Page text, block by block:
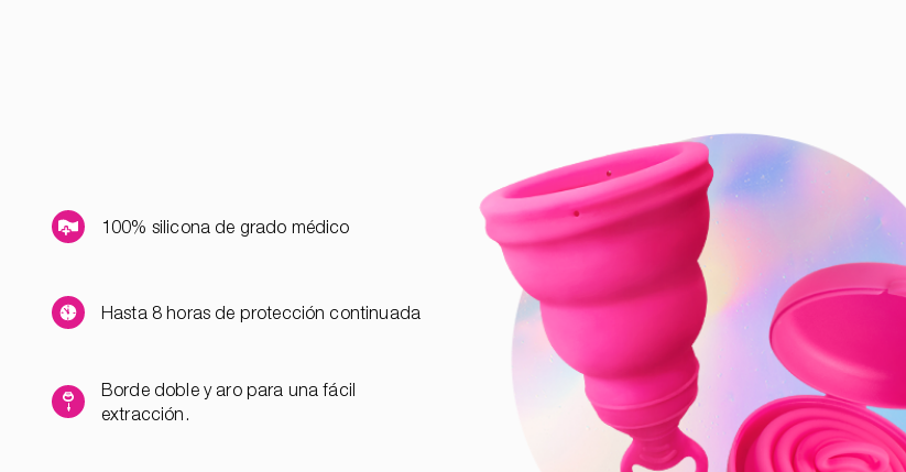
100% silicona de grado médico
Hasta 8 horas de protección continuada
Borde doble y aro para una fácil
extracción.